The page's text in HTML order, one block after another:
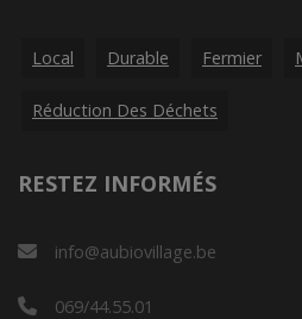
Local Durable Fermier
Réduction Des Déchets
RESTEZ INFORMÉS
info@aubiovillage.be
069/44.55.01